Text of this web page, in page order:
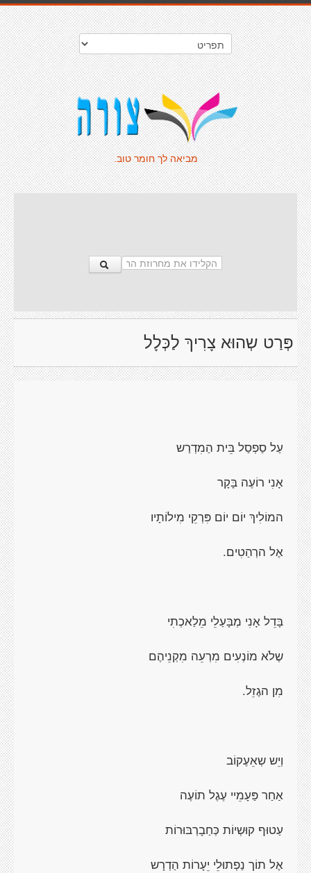
מביאה לך חומר טוב.
פְּרַט שְהוּא צָרִיךְ לַכְּלָל
עַל סַפְסַל בֵּית הַמִדְרַש
אָנִי רוֹעֶה בָּקָר
המוֹלִיךְ יוֹם יוֹם פִּרְקֵי מִילוֹתָיו
אֶל הרְהַטִים.
בָּדֵל אָנִי מְבָּעַלֵי מֵלַאכְתִי
שֶלֹא מוֹנְעִים מִרְעֵה מִקְנֵיהֶם
מִן הגֶזֵל.
וְיֵש שְאֵעֶקוֹב
אַחַר פַּעָמֵיי עֶגֶל תוֹעֶה
עַטוּף קוּשְיוֹת כְּחַבָרְבּוּרוֹת
אֶל תוֹך נַפְתוּלֵי יֵעָרוֹת הַדְרָש